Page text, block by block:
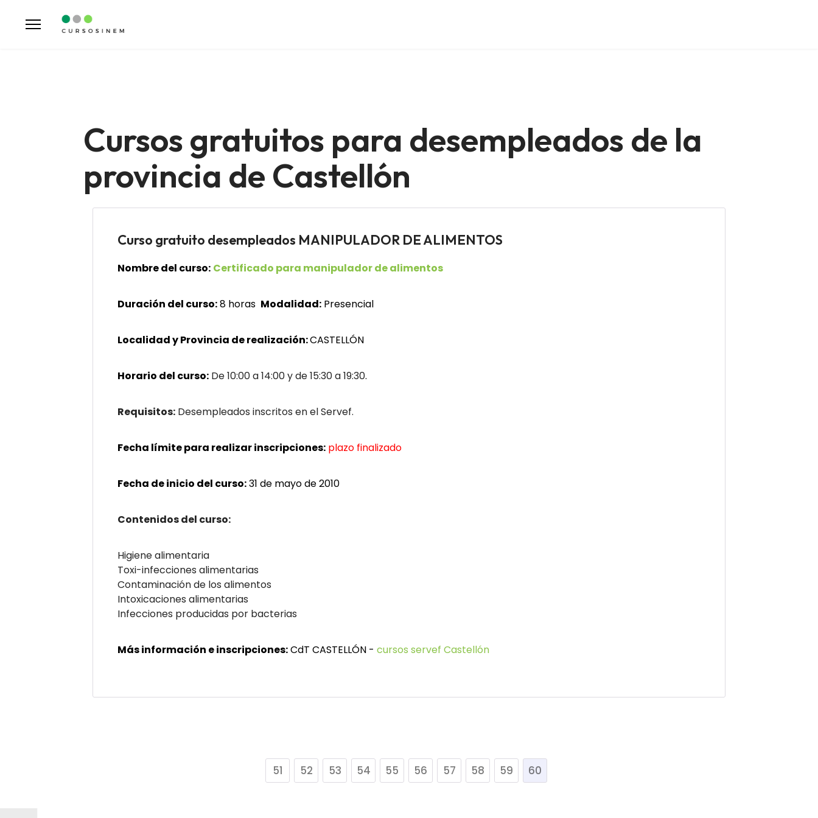
Cursos gratuitos para desempleados de la
provincia de Castellón
Curso gratuito desempleados MANIPULADOR DE ALIMENTOS
Nombre del curso: Certificado para manipulador de alimentos
Duración del curso:8 horas Modalidad: Presencial
Localidad y Provincia de realización:CASTELLÓN
Horario del curso: De 10:00 a 14:00 y de 15:30 a 19:30.
Requisitos: Desempleados inscritos en el Servef.
Fecha límite para realizar inscripciones: plazo finalizado
Fecha de inicio del curso:31 de mayo de 2010
Contenidos del curso:
Higiene alimentaria
Toxi-infecciones alimentarias
Contaminación de los alimentos
Intoxicaciones alimentarias
Infecciones producidas por bacterias
Más información e inscripciones:CdT CASTELLÓN - cursos servef Castellón
51 52 53 54 55 56 57 58 59 60